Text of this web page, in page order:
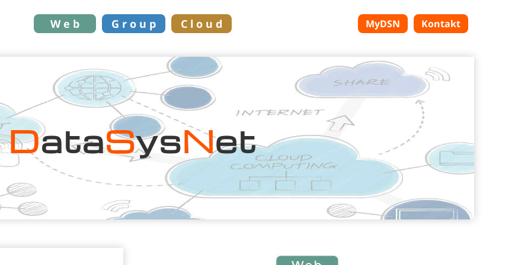
W e b G r o u p C l o u d MyDSN Kontakt
DAtaSYsNEt